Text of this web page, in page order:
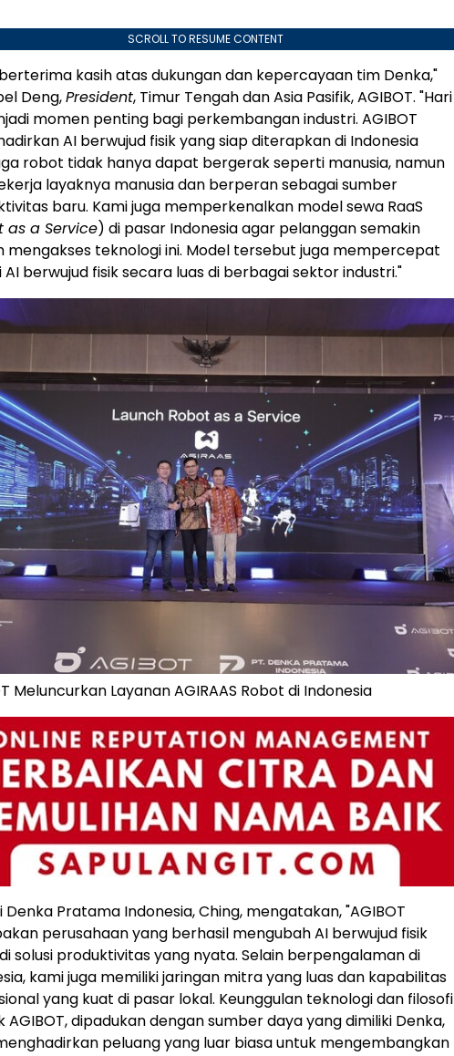
SCROLL TO RESUME CONTENT
kasih atas dukungan dan kepercayaan tim Denka,"
Deng,President, Timur Tengah dan Asia Pasifik, AGIBOT. "Hari
momen penting bagi perkembangan industri. AGIBOT
AI berwujud fisik yang siap diterapkan di Indonesia
robot tidak hanya dapat bergerak seperti manusia, namun
layaknya manusia dan berperan sebagai sumber
baru. Kami juga memperkenalkan model sewa RaaS
as a Service) di pasar Indonesia agar pelanggan semakin
mengakses teknologi ini. Model tersebut juga mempercepat
AI berwujud fisik secara luas di berbagai sektor industri."
Meluncurkan Layanan AGIRAAS Robot di Indonesia
Denka Pratama Indonesia, Ching, mengatakan, "AGIBOT
perusahaan yang berhasil mengubah AI berwujud fisik
solusi produktivitas yang nyata. Selain berpengalaman di
kami juga memiliki jaringan mitra yang luas dan kapabilitas
yang kuat di pasar lokal. Keunggulan teknologi dan filosofi
AGIBOT, dipadukan dengan sumber daya yang dimiliki Denka,
peluang yang luar biasa untuk mengembangkan